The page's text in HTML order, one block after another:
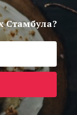
Стамбула?